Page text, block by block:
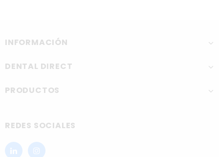
INFORMACIÓN
DENTAL DIRECT
PRODUCTOS
REDES SOCIALES